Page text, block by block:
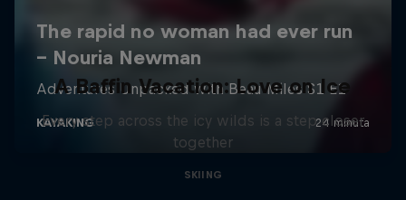
A Baffin Vacation: Love on Ice
Every step across the icy wilds is a step closer
together
SKIING